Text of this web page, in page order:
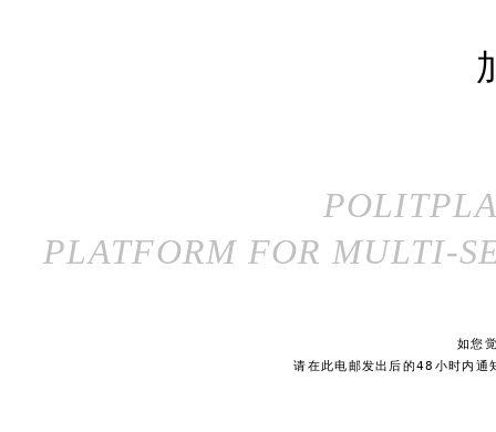
PLATFORM FOR MULTI-
如您
请在此电邮发出后的48小时内通